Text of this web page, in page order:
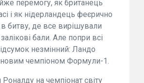
перемогу, як британець
і як нідерландець феєрично
битву, де все вирішували
бали. Але попри всі
незмінний: Ландо
новим чемпіоном Формули-1.
на чемпіонат світу